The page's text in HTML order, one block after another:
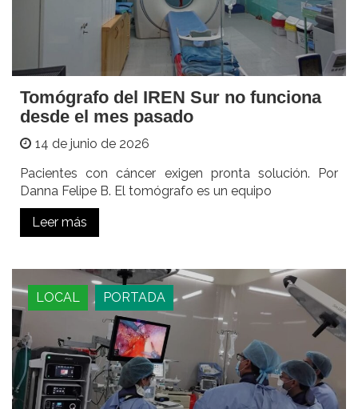
Tomógrafo del IREN Sur no funciona
desde el mes pasado
14 de junio de 2026
Pacientes con cáncer exigen pronta solución. Por
Danna Felipe B. El tomógrafo es un equipo
Leer más
LOCAL PORTADA